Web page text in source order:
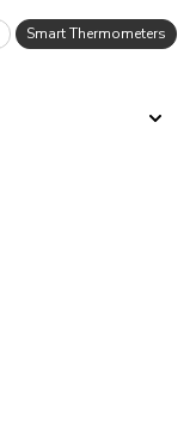
Smart Thermometers